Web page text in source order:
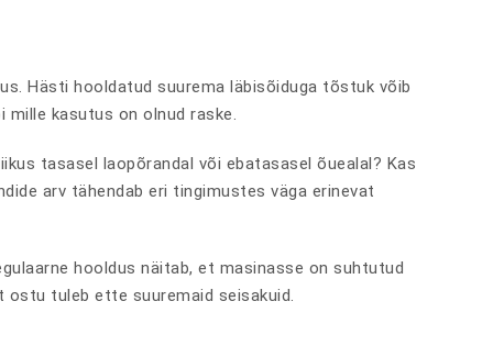
Hästi hooldatud suurema läbisõiduga tõstuk võib
mille kasutus on olnud raske.
tasasel laopõrandal või ebatasasel õuealal? Kas
arv tähendab eri tingimustes väga erinevat
hooldus näitab, et masinasse on suhtutud
ostu tuleb ette suuremaid seisakuid.